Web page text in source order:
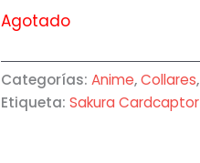
Agotado
Categorías: Anime,Collares,
Etiqueta: Sakura Cardcaptor